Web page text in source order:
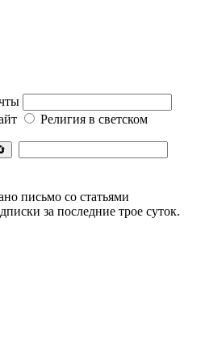
Религия в светском
письмо со статьями
за последние трое суток.